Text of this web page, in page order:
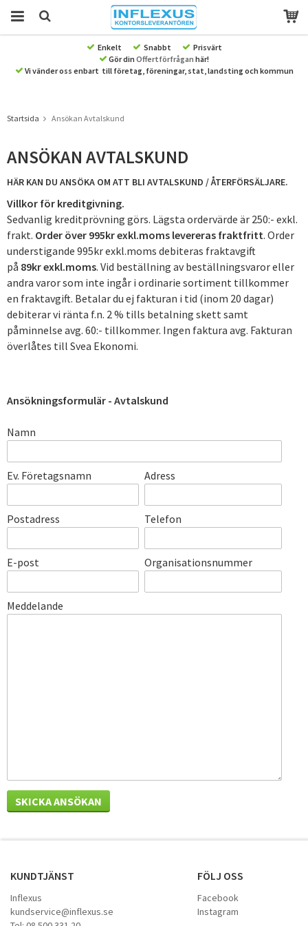
Produkten har blivit tillagd i varukorgen
Enkelt Snabbt
Prisvärt
Gör din Offertförfrågan här!
Vi vänder oss enbart till företag, föreningar, stat, landsting och kommun
Startsida Ansökan Avtalskund
ANSÖKAN AVTALSKUND
HÄR KAN DU ANSÖKA OM ATT BLI AVTALSKUND / ÅTERFÖRSÄLJARE.
Villkor för kreditgivning.
Sedvanlig kreditprövning görs. Lägsta ordervärde är 250:- exkl.
frakt. Order över 995kr exkl.moms levereras fraktfritt. Order
understigande 995kr exkl.moms debiteras fraktavgift
på 89krexkl.moms. Vid beställning av beställningsvaror eller
andra varor som inte ingår i ordinarie sortiment tillkommer
en fraktavgift. Betalar du ej fakturan i tid (inom 20 dagar)
debiterar vi ränta f.n. 2 % tills betalning skett samt
påminnelse avg. 60:- tillkommer. Ingen faktura avg. Fakturan
överlåtes till Svea Ekonomi.
Ansökningsformulär - Avtalskund
Namn
Ev. Företagsnamn Adress
Postadress Telefon
E-post Organisationsnummer
Meddelande
KUNDTJÄNST
Inflexus
kundservice@inflexus.se
FÖLJ OSS
Facebook
Instagram